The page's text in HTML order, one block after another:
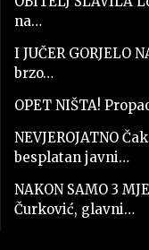
na…
I JUČER GORJELO
brzo…
OPET NIŠTA!
NEVJEROJATNO
besplatan javni…
NAKON SAMO 3
Čurković, glavni…